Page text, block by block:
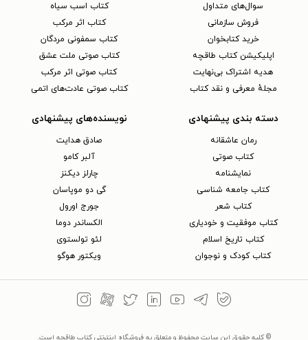
سوال‌های متداول
فروش سازمانی
خرید کتابخوان
اپلیکیشن کتاب طاقچه
هدیه اشتراک بی‌نهایت
مجلهٔ معرفی و نقد کتاب
کتاب اسب سیاه
کتاب اثر مرکب
کتاب سمفونی مردگان
کتاب صوتی ملت عشق
کتاب صوتی اثر مرکب
کتاب صوتی عادت‌های اتمی
دسته بندی پیشنهادی
رمان عاشقانه
کتاب‌ صوتی
نمایشنامه
کتاب جامعه شناسی
کتاب شعر
کتاب موفقیت و خودیاری
کتاب تاریخ اسلام
کتاب کودک و نوجوان
نویسنده‌های پیشنهادی
صادق هدایت
آلبر کامو
چارلز دیکنز
گی دو موپاسان
جورج اورول
الکساندر دوما
لئو تولستوی
ویکتور هوگو
© کلیه حقوق این سایت محفوظ و متعلق به فروشگاه اینترنتی کتاب طاقچه است.